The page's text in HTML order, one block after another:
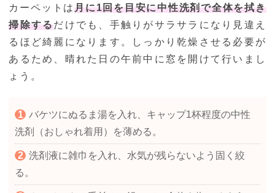
カーペットは月に1回を目安に中性洗剤で全体を拭き
掃除するだけでも、手触りがサラサラになり見違え
るほど綺麗になります。しっかり乾燥させる必要が
あるため、晴れた日の午前中に窓を開けて行いまし
ょう。
バケツにぬるま湯を入れ、キャップ1杯程度の中性
洗剤（おしゃれ着用）を薄める。
洗剤液に雑巾を入れ、水気が残らないよう固く絞
る。